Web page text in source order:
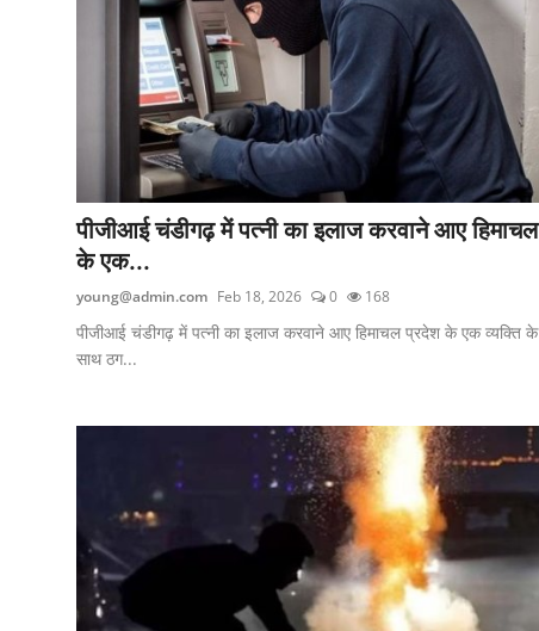
पीजीआई चंडीगढ़ में पत्नी का इलाज करवाने आए हिमाचल
के एक...
young@admin.com Feb 18, 2026 0 168
पीजीआई चंडीगढ़ में पत्नी का इलाज करवाने आए हिमाचल प्रदेश के एक व्यक्ति के
साथ ठग...